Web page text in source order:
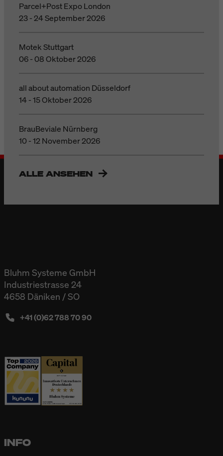
Parcel+Post Expo London
23 - 24 September 2026
Motek Stuttgart
06 - 08 Oktober 2026
all about automation Düsseldorf
14 - 15 Oktober 2026
BrauBeviale Nürnberg
10 - 12 November 2026
ALLE ANSEHEN
Bluhm Systeme GmbH
Industriestrasse 24
4658 Däniken / SO
+41 (0)62 788 70 90
INFO